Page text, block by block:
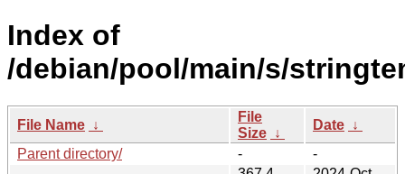
Index of
/debian/pool/main/s/
File Name ↓
File
Size ↓
Date ↓
Parent directory/
-
-